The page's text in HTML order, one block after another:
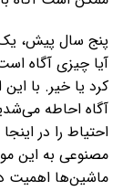
پنج سال پیش،
آیا چیزی آگاه
کرد یا خیر. با
آگاه احاطه
احتیاط را در
مصنوعی به این
ماشین‌ها اهمیت